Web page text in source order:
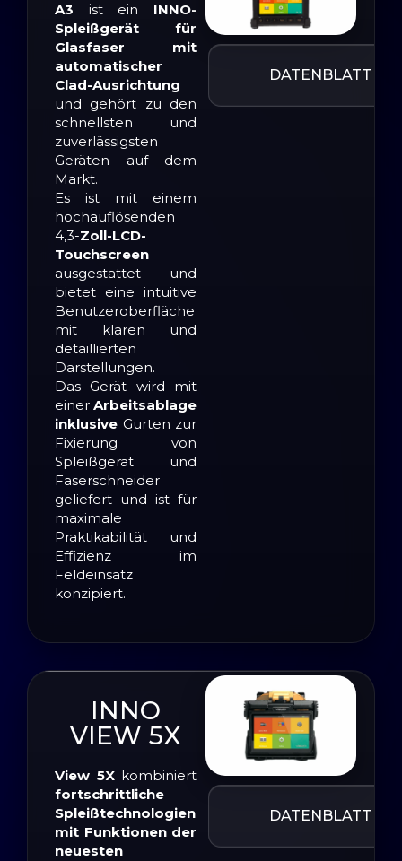
A3 ist ein INNO-
Spleißgerät für
Glasfaser mit
automatischer
Clad-Ausrichtung
und gehört zu den
schnellsten und
zuverlässigsten
Geräten auf dem
Markt.
Es ist mit einem
hochauflösenden
4,3-Zoll-LCD-
Touchscreen
ausgestattet und
bietet eine intuitive
Benutzeroberfläche
mit klaren und
detaillierten
Darstellungen.
Das Gerät wird mit
einerArbeitsablage
inklusive Gurten zur
Fixierung von
Spleißgerät und
Faserschneider
geliefert und ist für
maximale
Praktikabilität und
Effizienz im
Feldeinsatz
konzipiert.
DATENBLATT
INNO
VIEW 5X
View 5Xkombiniert
fortschrittliche
Spleißtechnologien
mit Funktionen der
neuesten
DATENBLATT